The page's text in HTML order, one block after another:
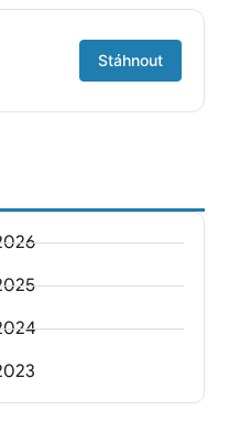
Stáhnout